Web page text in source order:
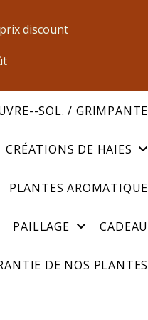
discount
SOL. / GRIMPANTE
CRÉATIONS DE HAIES
PLANTES AROMATIQUE
PAILLAGE CADEAU
DE NOS PLANTES